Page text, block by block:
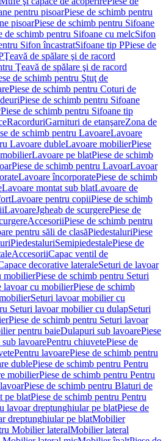
pentru pisoarPiese de schimb pentru
pisoarPiese de schimb pentru Sifoane
de schimb pentru Sifoane cu melcSifon
Sifon încastratSifoane tip PPiese de
Ţeavă de spălare şi de racord
Ţeavă de spălare şi de racord
de schimb pentru Ştuţ de
Piese de schimb pentru Coturi de
Piese de schimb pentru Sifoane
Piese de schimb pentru Sifoane tip
RacorduriGarnituri de etanşareZona de
de schimb pentru LavoareLavoare
Lavoare dubleLavoare mobilierPiese
Lavoare pe blatPiese de schimb
Piese de schimb pentru LavoarLavoar
Lavoare încorporatePiese de schimb
Lavoare montat sub blatLavoare de
Lavoare pentru copiiPiese de schimb
LavoareJgheab de scurgerePiese de
AccesoriiPiese de schimb pentru
pentru săli de clasăPiedestaluriPiese
PiedestaluriSemipiedestalePiese de
AccesoriiCapac ventil de
decorative lateraleSeturi de lavoar
mobilierPiese de schimb pentru Seturi
lavoar cu mobilierPiese de schimb
Seturi lavoar mobilier cu
Seturi lavoar mobilier cu dulapSeturi
Piese de schimb pentru Seturi lavoar
pentru baieDulapuri sub lavoarePiese
lavoarePentru chiuvetePiese de
Pentru lavoarePiese de schimb pentru
dublePiese de schimb pentru Pentru
mobilierPiese de schimb pentru Pentru
Piese de schimb pentru Blaturi de
pe blatPiese de schimb pentru Pentru
lavoar dreptunghiular pe blatPiese de
dreptunghiular pe blatMobilier
Mobilier lateralMobilier lateral